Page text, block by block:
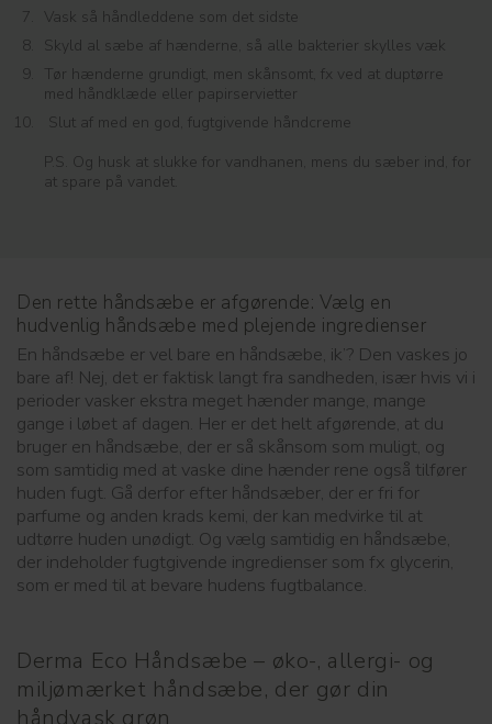
Vask så håndleddene som det sidste
Skyld al sæbe af hænderne, så alle bakterier skylles væk
Tør hænderne grundigt, men skånsomt, fx ved at duptørre
med håndklæde eller papirservietter
Slut af med en god, fugtgivende håndcreme
P.S. Og husk at slukke for vandhanen, mens du sæber ind, for
at spare på vandet.
Den rette håndsæbe er afgørende: Vælg en
hudvenlig håndsæbe med plejende ingredienser
En håndsæbe er vel bare en håndsæbe, ik’? Den vaskes jo
bare af! Nej, det er faktisk langt fra sandheden, især hvis vi i
perioder vasker ekstra meget hænder mange, mange
gange i løbet af dagen. Her er det helt afgørende, at du
bruger en håndsæbe, der er så skånsom som muligt, og
som samtidig med at vaske dine hænder rene også tilfører
huden fugt. Gå derfor efter håndsæber, der er fri for
parfume og anden krads kemi, der kan medvirke til at
udtørre huden unødigt. Og vælg samtidig en håndsæbe,
der indeholder fugtgivende ingredienser som fx glycerin,
som er med til at bevare hudens fugtbalance.
Derma Eco Håndsæbe – øko-, allergi- og
miljømærket håndsæbe, der gør din
håndvask grøn